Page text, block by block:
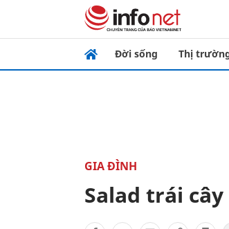
Đời sống Thị
GIA ĐÌNH
Salad trái